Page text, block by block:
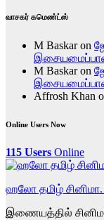
வாசகர் கமெண்ட்ஸ்
M Baskaron
M Baskaron
Affrosh Khan
Online Users Now
115 Users Online
ஹலோ தமிழ் சினிமா.
இணையத்தில்